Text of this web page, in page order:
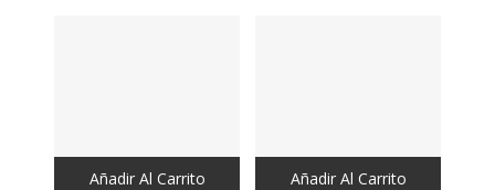
Añadir Al Carrito Añadir Al Carrito